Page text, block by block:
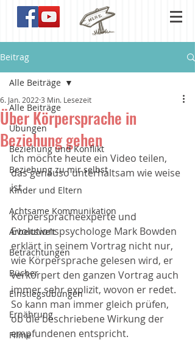
Beitrag
Alle Beiträge
Übungen
Beziehung und Konflikt
Beziehung zu mir selbst
Kinder und Eltern
Achtsame Kommunikation
Arbeitswelt
Betrachtungen
Bücher
Einstiegsübungen
Ernährung
Filme
Alle Beiträge
Über Körpersprache in
Beziehung gehen
6. Jan. 2022 3 Min. Lesezeit
Ich möchte heute ein Video teilen,
das genauso unterhaltsam wie weise
ist.
Körperspracheexperte und
Evolutionspsychologe Mark Bowden
erklärt in seinem Vortrag nicht nur,
wie Körpersprache gelesen wird, er
verkörpert den ganzen Vortrag auch
immer sehr explizit, wovon er redet.
So kann man immer gleich prüfen,
ob die beschriebene Wirkung der
empfundenen entspricht.